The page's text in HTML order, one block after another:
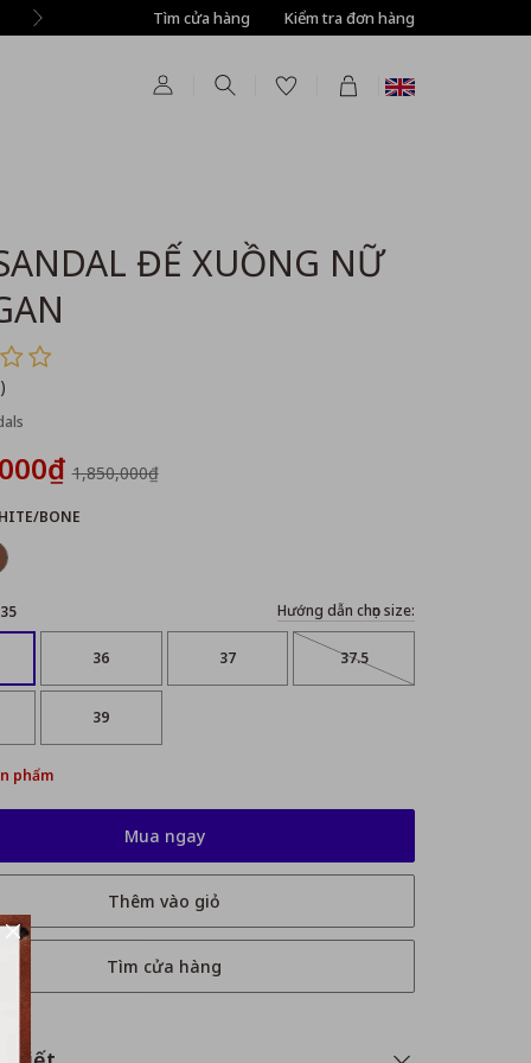
Tự động giảm thêm 8% tất cả sản phẩm ở bước
Tìm cửa hàng Kiểm tra đơn hàng
ĐẾ XUỒNG NỮ
1,850,000₫
BONE
35 Hướng dẫn chọn size:
36 37 37.5
39
phẩm
Mua ngay
Thêm vào giỏ
Tìm cửa hàng